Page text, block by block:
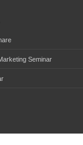
Seminar